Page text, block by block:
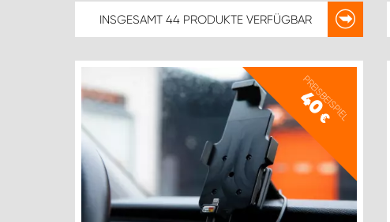
INSGESAMT 44 PRODUKTEVERFÜGBAR
PREISBEISPIEL
40
€